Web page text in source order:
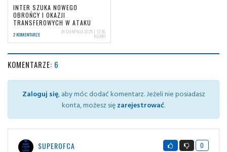
INTER SZUKA NOWEGO
OBROŃCY I OKAZJI
TRANSFEROWYCH W ATAKU
2 KOMENTARZE 24 SIERPNIA 2025 | 12:26
KEJMO
KOMENTARZE: 6
Zaloguj się, aby móc dodać komentarz. Jeżeli nie posiadasz
konta, możesz sięzarejestrować.
SUPEROFCA
0